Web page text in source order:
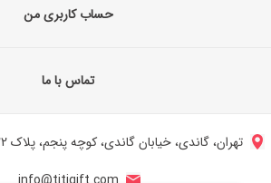
حساب کاربری من
تماس با ما
تهران، گاندی، خیابان گاندی، کوچه پنجم، پلاک 22، طبقه: 7، واحد 702